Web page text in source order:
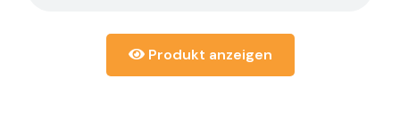
Produkt anzeigen